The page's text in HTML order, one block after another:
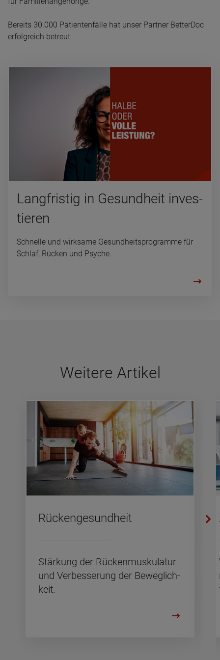
Bereits 30.000 Patientenfälle hat unser Partner BetterDoc
erfolgreich betreut.
Lang­fris­tig in Gesund­heit inves­
tie­ren
Schnelle und wirksame Gesundheitsprogramme für
Schlaf, Rücken und Psyche.
Wei­tere Arti­kel
Rü­cken­ge­sund­heit
Stär­kung der Rü­cken­mus­ku­la­tur
und Ver­bes­se­rung der Be­weg­lich­
keit.